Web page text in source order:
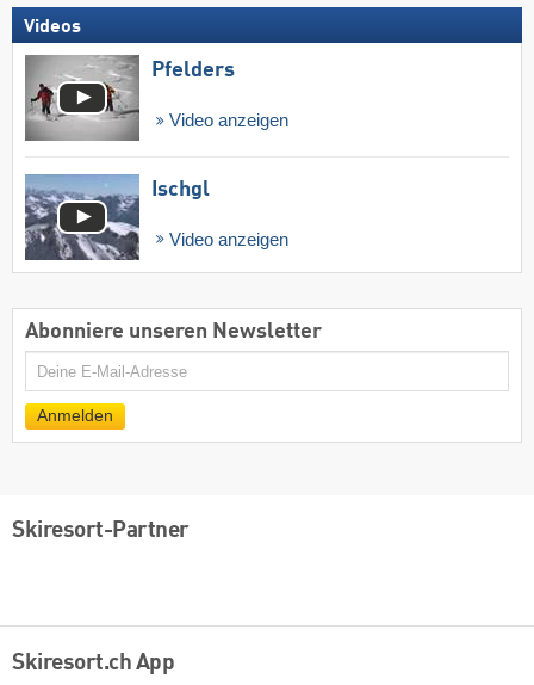
Videos
Pfelders
Video anzeigen
Ischgl
Video anzeigen
Abonniere unseren Newsletter
E-
Anmelden
Skiresort-Partner
Skiresort.ch App